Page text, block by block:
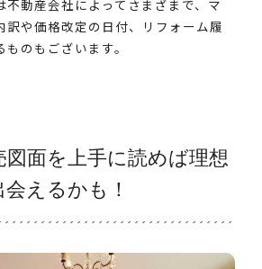
不動産会社によってさまざまで、マ
訳や価格改定の日付、リフォーム履
のもございます。
図面を上手に読めば理想
えるかも！